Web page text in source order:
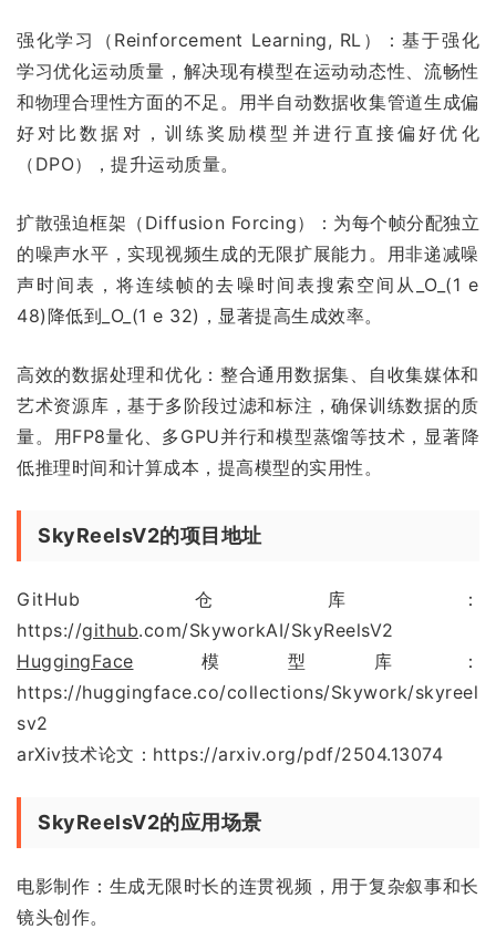
强化学习（Reinforcement Learning, RL）：基于强化
学习优化运动质量，解决现有模型在运动动态性、流畅性
和物理合理性方面的不足。用半自动数据收集管道生成偏
好对比数据对，训练奖励模型并进行直接偏好优化
（DPO），提升运动质量。
扩散强迫框架（Diffusion Forcing）：为每个帧分配独立
的噪声水平，实现视频生成的无限扩展能力。用非递减噪
声时间表，将连续帧的去噪时间表搜索空间从_O_(1 e
48)降低到_O_(1 e 32)，显著提高生成效率。
高效的数据处理和优化：整合通用数据集、自收集媒体和
艺术资源库，基于多阶段过滤和标注，确保训练数据的质
量。用FP8量化、多GPU并行和模型蒸馏等技术，显著降
低推理时间和计算成本，提高模型的实用性。
SkyReelsV2的项目地址
GitHub仓库：
https://github.com/SkyworkAI/SkyReelsV2
HuggingFace 模型库：
https://huggingface.co/collections/Skywork/skyreel
sv2
arXiv技术论文：https://arxiv.org/pdf/2504.13074
SkyReelsV2的应用场景
电影制作：生成无限时长的连贯视频，用于复杂叙事和长
镜头创作。